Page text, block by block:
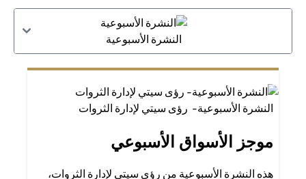
النشرة الأسبوعية
النشرة الأسبوعية- رؤى سيتي لإدارة الثروات
موجز الأسواق الأسبوعي
هذه النشرة الأسبوعية من رؤى سيتي لإدارة الثروات،